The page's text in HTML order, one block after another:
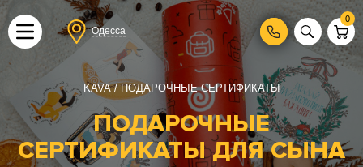
Одесса
0
KAVA ПОДАРОЧНЫЕ СЕРТИФИКАТЫ
ПОДАРОЧНЫЕ
СЕРТИФИКАТЫ ДЛЯ СЫНА